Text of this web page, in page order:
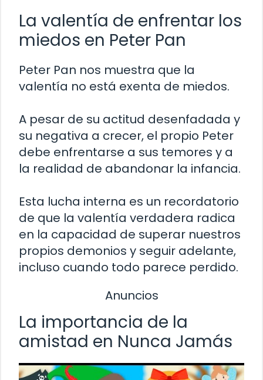
La valentía de enfrentar los
miedos en Peter Pan
Peter Pan nos muestra que la
valentía no está exenta de miedos.
A pesar de su actitud desenfadada y
su negativa a crecer, el propio Peter
debe enfrentarse a sus temores y a
la realidad de abandonar la infancia.
Esta lucha interna es un recordatorio
de que la valentía verdadera radica
en la capacidad de superar nuestros
propios demonios y seguir adelante,
incluso cuando todo parece perdido.
Anuncios
La importancia de la
amistad en Nunca Jamás